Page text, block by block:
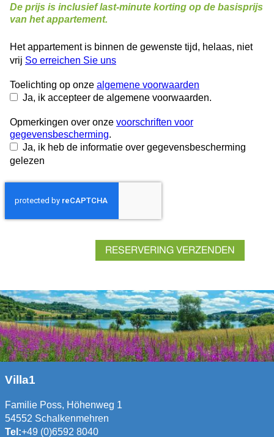
De prijs is inclusief last-minute korting op de basisprijs
van het appartement.
Het appartement is binnen de gewenste tijd, helaas, niet
vrij So erreichen Sie uns
Toelichting op onze algemene voorwaarden
Ja, ik accepteer de algemene voorwaarden.
Opmerkingen over onze voorschriften voor
gegevensbescherming.
Ja, ik heb de informatie over gegevensbescherming
gelezen
Villa1
Familie Poss, Höhenweg 1
54552 Schalkenmehren
Tel:+49 (0)6592 8040